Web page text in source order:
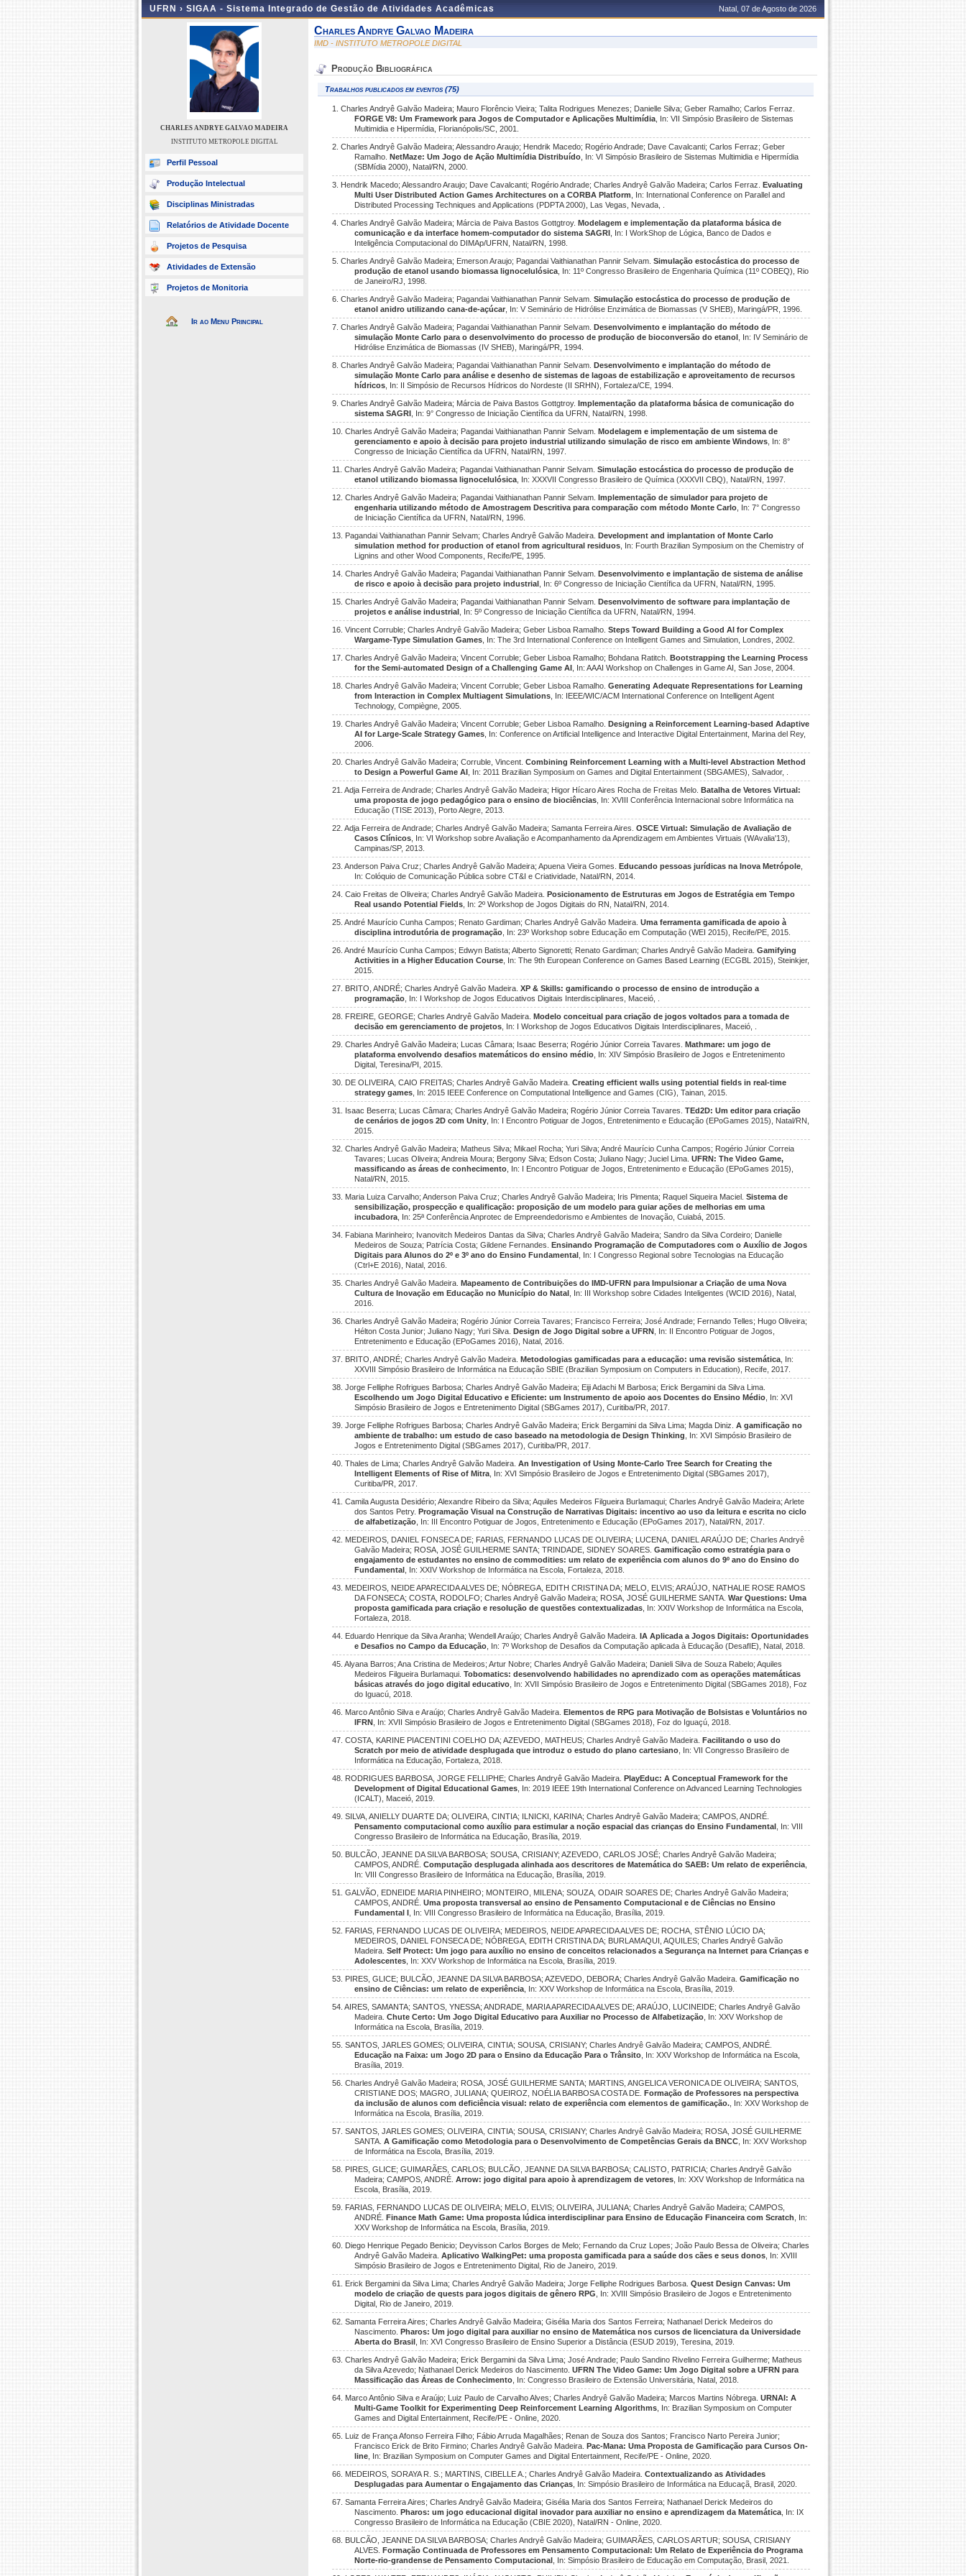
UFRN › SIGAA - Sistema Integrado de Gestão de Atividades Acadêmicas Natal, 07 de Agosto de 2026
CHARLES ANDRYE GALVAO MADEIRA
INSTITUTO METROPOLE DIGITAL
Perfil Pessoal
Produção Intelectual
Disciplinas Ministradas
Relatórios de Atividade Docente
Projetos de Pesquisa
Atividades de Extensão
Projetos de Monitoria
Ir ao Menu Principal
Charles Andrye Galvao Madeira
IMD - INSTITUTO METROPOLE DIGITAL
Produção Bibliográfica
Trabalhos publicados em eventos (75)
1. Charles Andryê Galvão Madeira; Mauro Florêncio Vieira; Talita Rodrigues Menezes; Danielle Silva; Geber Ramalho; Carlos Ferraz.
FORGE V8: Um Framework para Jogos de Computador e Aplicações Multimídia , In: VII Simpósio Brasileiro de Sistemas
Multimidia e Hipermídia, Florianópolis/SC, 2001.
2. Charles Andryê Galvão Madeira; Alessandro Araujo; Hendrik Macedo; Rogério Andrade; Dave Cavalcanti; Carlos Ferraz; Geber
Ramalho.NetMaze: Um Jogo de Ação Multimídia Distribuído , In: VI Simpósio Brasileiro de Sistemas Multimidia e Hipermídia
(SBMídia 2000), Natal/RN, 2000.
3. Hendrik Macedo; Alessandro Araujo; Dave Cavalcanti; Rogério Andrade; Charles Andryê Galvão Madeira; Carlos Ferraz. Evaluating
Multi User Distributed Action Games Architectures on a CORBA Platform
, In: International Conference on Parallel and
Distributed Processing Techniques and Applications (PDPTA 2000), Las Vegas, Nevada, .
4. Charles Andryê Galvão Madeira; Márcia de Paiva Bastos Gottgtroy. Modelagem e implementação da plataforma básica de
comunicação e da interface homem-computador do sistema SAGRI , In: I WorkShop de Lógica, Banco de Dados e
Inteligência Computacional do DIMAp/UFRN, Natal/RN, 1998.
5. Charles Andryê Galvão Madeira; Emerson Araujo; Pagandai Vaithianathan Pannir Selvam. Simulação estocástica do processo de
produção de etanol usando biomassa lignocelulósica , In: 11º Congresso Brasileiro de Engenharia Química (11º COBEQ), Rio
de Janeiro/RJ, 1998.
6. Charles Andryê Galvão Madeira; Pagandai Vaithianathan Pannir Selvam. Simulação estocástica do processo de produção de
etanol anidro utilizando cana-de-açúcar , In: V Seminário de Hidrólise Enzimática de Biomassas (V SHEB), Maringá/PR, 1996.
7. Charles Andryê Galvão Madeira; Pagandai Vaithianathan Pannir Selvam. Desenvolvimento e implantação do método de
simulação Monte Carlo para o desenvolvimento do processo de produção de bioconversão do etanol , In: IV Seminário de
Hidrólise Enzimática de Biomassas (IV SHEB), Maringá/PR, 1994.
8. Charles Andryê Galvão Madeira; Pagandai Vaithianathan Pannir Selvam. Desenvolvimento e implantação do método de
simulação Monte Carlo para análise e desenho de sistemas de lagoas de estabilização e aproveitamento de recursos
hídricos , In: II Simpósio de Recursos Hídricos do Nordeste (II SRHN), Fortaleza/CE, 1994.
9. Charles Andryê Galvão Madeira; Márcia de Paiva Bastos Gottgtroy. Implementação da plataforma básica de comunicação do
sistema SAGRI , In: 9° Congresso de Iniciação Científica da UFRN, Natal/RN, 1998.
10. Charles Andryê Galvão Madeira; Pagandai Vaithianathan Pannir Selvam. Modelagem e implementação de um sistema de
gerenciamento e apoio à decisão para projeto industrial utilizando simulação de risco em ambiente Windows , In: 8°
Congresso de Iniciação Científica da UFRN, Natal/RN, 1997.
11. Charles Andryê Galvão Madeira; Pagandai Vaithianathan Pannir Selvam. Simulação estocástica do processo de produção de
etanol utilizando biomassa lignocelulósica , In: XXXVII Congresso Brasileiro de Química (XXXVII CBQ), Natal/RN, 1997.
12. Charles Andryê Galvão Madeira; Pagandai Vaithianathan Pannir Selvam. Implementação de simulador para projeto de
engenharia utilizando método de Amostragem Descritiva para comparação com método Monte Carlo , In: 7° Congresso
de Iniciação Científica da UFRN, Natal/RN, 1996.
13. Pagandai Vaithianathan Pannir Selvam; Charles Andryê Galvão Madeira. Development and implantation of Monte Carlo
simulation method for production of etanol from agricultural residuos , In: Fourth Brazilian Symposium on the Chemistry of
Lignins and other Wood Components, Recife/PE, 1995.
14. Charles Andryê Galvão Madeira; Pagandai Vaithianathan Pannir Selvam. Desenvolvimento e implantação de sistema de análise
de risco e apoio à decisão para projeto industrial , In: 6º Congresso de Iniciação Científica da UFRN, Natal/RN, 1995.
15. Charles Andryê Galvão Madeira; Pagandai Vaithianathan Pannir Selvam. Desenvolvimento de software para implantação de
projetos e análise industrial , In: 5º Congresso de Iniciação Científica da UFRN, Natal/RN, 1994.
16. Vincent Corruble; Charles Andryê Galvão Madeira; Geber Lisboa Ramalho. Steps Toward Building a Good AI for Complex
Wargame-Type Simulation Games , In: The 3rd International Conference on Intelligent Games and Simulation, Londres, 2002.
17. Charles Andryê Galvão Madeira; Vincent Corruble; Geber Lisboa Ramalho; Bohdana Ratitch. Bootstrapping the Learning Process
for the Semi-automated Design of a Challenging Game AI , In: AAAI Workshop on Challenges in Game AI, San Jose, 2004.
18. Charles Andryê Galvão Madeira; Vincent Corruble; Geber Lisboa Ramalho. Generating Adequate Representations for Learning
from Interaction in Complex Multiagent Simulations , In: IEEE/WIC/ACM International Conference on Intelligent Agent
Technology, Compiègne, 2005.
19. Charles Andryê Galvão Madeira; Vincent Corruble; Geber Lisboa Ramalho. Designing a Reinforcement Learning-based Adaptive
AI for Large-Scale Strategy Games , In: Conference on Artificial Intelligence and Interactive Digital Entertainment, Marina del Rey,
2006.
20. Charles Andryê Galvão Madeira; Corruble, Vincent. Combining Reinforcement Learning with a Multi-level Abstraction Method
to Design a Powerful Game AI , In: 2011 Brazilian Symposium on Games and Digital Entertainment (SBGAMES), Salvador, .
21. Adja Ferreira de Andrade; Charles Andryê Galvão Madeira; Higor Hícaro Aires Rocha de Freitas Melo. Batalha de Vetores Virtual:
uma proposta de jogo pedagógico para o ensino de biociências , In: XVIII Conferência Internacional sobre Informática na
Educação (TISE 2013), Porto Alegre, 2013.
22. Adja Ferreira de Andrade; Charles Andryê Galvão Madeira; Samanta Ferreira Aires. OSCE Virtual: Simulação de Avaliação de
Casos Clínicos , In: VI Workshop sobre Avaliação e Acompanhamento da Aprendizagem em Ambientes Virtuais (WAvalia'13),
Campinas/SP, 2013.
23. Anderson Paiva Cruz; Charles Andryê Galvão Madeira; Apuena Vieira Gomes. Educando pessoas jurídicas na Inova Metrópole
In: Colóquio de Comunicação Pública sobre CT&I e Criatividade, Natal/RN, 2014.
24. Caio Freitas de Oliveira; Charles Andryê Galvão Madeira. Posicionamento de Estruturas em Jogos de Estratégia em Tempo
Real usando Potential Fields , In: 2º Workshop de Jogos Digitais do RN, Natal/RN, 2014.
25. André Maurício Cunha Campos; Renato Gardiman; Charles Andryê Galvão Madeira. Uma ferramenta gamificada de apoio à
disciplina introdutória de programação , In: 23º Workshop sobre Educação em Computação (WEI 2015), Recife/PE, 2015.
26. André Maurício Cunha Campos; Edwyn Batista; Alberto Signoretti; Renato Gardiman; Charles Andryê Galvão Madeira. Gamifying
Activities in a Higher Education Course , In: The 9th European Conference on Games Based Learning (ECGBL 2015), Steinkjer,
2015.
27. BRITO, ANDRÉ; Charles Andryê Galvão Madeira. XP & Skills: gamificando o processo de ensino de introdução a
programação , In: I Workshop de Jogos Educativos Digitais Interdisciplinares, Maceió, .
28. FREIRE, GEORGE; Charles Andryê Galvão Madeira. Modelo conceitual para criação de jogos voltados para a tomada de
decisão em gerenciamento de projetos , In: I Workshop de Jogos Educativos Digitais Interdisciplinares, Maceió, .
29. Charles Andryê Galvão Madeira; Lucas Câmara; Isaac Beserra; Rogério Júnior Correia Tavares. Mathmare: um jogo de
plataforma envolvendo desafios matemáticos do ensino médio , In: XIV Simpósio Brasileiro de Jogos e Entretenimento
Digital, Teresina/PI, 2015.
30. DE OLIVEIRA, CAIO FREITAS; Charles Andryê Galvão Madeira. Creating efficient walls using potential fields in real-time
strategy games , In: 2015 IEEE Conference on Computational Intelligence and Games (CIG), Tainan, 2015.
31. Isaac Beserra; Lucas Câmara; Charles Andryê Galvão Madeira; Rogério Júnior Correia Tavares. TEd2D: Um editor para criação
de cenários de jogos 2D com Unity , In: I Encontro Potiguar de Jogos, Entretenimento e Educação (EPoGames 2015), Natal/RN,
2015.
32. Charles Andryê Galvão Madeira; Matheus Silva; Mikael Rocha; Yuri Silva; André Maurício Cunha Campos; Rogério Júnior Correia
Tavares; Lucas Oliveira; Andreia Moura; Bergony Silva; Edson Costa; Juliano Nagy; Juciel Lima.UFRN: The Video Game,
massificando as áreas de conhecimento , In: I Encontro Potiguar de Jogos, Entretenimento e Educação (EPoGames 2015),
Natal/RN, 2015.
33. Maria Luiza Carvalho; Anderson Paiva Cruz; Charles Andryê Galvão Madeira; Iris Pimenta; Raquel Siqueira Maciel. Sistema de
sensibilização, prospecção e qualificação: proposição de um modelo para guiar ações de melhorias em uma
incubadora , In: 25ª Conferência Anprotec de Empreendedorismo e Ambientes de Inovação, Cuiabá, 2015.
34. Fabiana Marinheiro; Ivanovitch Medeiros Dantas da Silva; Charles Andryê Galvão Madeira; Sandro da Silva Cordeiro; Danielle
Medeiros de Souza; Patrícia Costa; Gildene Fernandes.Ensinando Programação de Computadores com o Auxílio de Jogos
Digitais para Alunos do 2º e 3º ano do Ensino Fundamental , In: I Congresso Regional sobre Tecnologias na Educação
(Ctrl+E 2016), Natal, 2016.
35. Charles Andryê Galvão Madeira. Mapeamento de Contribuições do IMD-UFRN para Impulsionar a Criação de uma Nova
Cultura de Inovação em Educação no Município do Natal , In: III Workshop sobre Cidades Inteligentes (WCID 2016), Natal,
2016.
36. Charles Andryê Galvão Madeira; Rogério Júnior Correia Tavares; Francisco Ferreira; José Andrade; Fernando Telles; Hugo Oliveira;
Hélton Costa Junior; Juliano Nagy; Yuri Silva.Design de Jogo Digital sobre a UFRN , In: II Encontro Potiguar de Jogos,
Entretenimento e Educação (EPoGames 2016), Natal, 2016.
37. BRITO, ANDRÉ; Charles Andryê Galvão Madeira. Metodologias gamificadas para a educação: uma revisão sistemática , In:
XXVIII Simpósio Brasileiro de Informática na Educação SBIE (Brazilian Symposium on Computers in Education), Recife, 2017.
38. Jorge Felliphe Rofrigues Barbosa; Charles Andryê Galvão Madeira; Eiji Adachi M Barbosa; Erick Bergamini da Silva Lima.
Escolhendo um Jogo Digital Educativo e Eficiente: um Instrumento de apoio aos Docentes do Ensino Médio , In: XVI
Simpósio Brasileiro de Jogos e Entretenimento Digital (SBGames 2017), Curitiba/PR, 2017.
39. Jorge Felliphe Rofrigues Barbosa; Charles Andryê Galvão Madeira; Erick Bergamini da Silva Lima; Magda Diniz. A gamificação no
ambiente de trabalho: um estudo de caso baseado na metodologia de Design Thinking
, In: XVI Simpósio Brasileiro de
Jogos e Entretenimento Digital (SBGames 2017), Curitiba/PR, 2017.
40. Thales de Lima; Charles Andryê Galvão Madeira. An Investigation of Using Monte-Carlo Tree Search for Creating the
Intelligent Elements of Rise of Mitra , In: XVI Simpósio Brasileiro de Jogos e Entretenimento Digital (SBGames 2017),
Curitiba/PR, 2017.
41. Camila Augusta Desidério; Alexandre Ribeiro da Silva; Aquiles Medeiros Filgueira Burlamaqui; Charles Andryê Galvão Madeira; Arlete
dos Santos Petry.Programação Visual na Construção de Narrativas Digitais: incentivo ao uso da leitura e escrita no ciclo
de alfabetização , In: III Encontro Potiguar de Jogos, Entretenimento e Educação (EPoGames 2017), Natal/RN, 2017.
42. MEDEIROS, DANIEL FONSECA DE; FARIAS, FERNANDO LUCAS DE OLIVEIRA; LUCENA, DANIEL ARAÚJO DE; Charles Andryê
Galvão Madeira; ROSA, JOSÉ GUILHERME SANTA; TRINDADE, SIDNEY SOARES.Gamificação como estratégia para o
engajamento de estudantes no ensino de commodities: um relato de experiência com alunos do 9º ano do Ensino do
Fundamental , In: XXIV Workshop de Informática na Escola, Fortaleza, 2018.
43. MEDEIROS, NEIDE APARECIDA ALVES DE; NÓBREGA, EDITH CRISTINA DA; MELO, ELVIS; ARAÚJO, NATHALIE ROSE RAMOS
DA FONSECA; COSTA, RODOLFO; Charles Andryê Galvão Madeira; ROSA, JOSÉ GUILHERME SANTA.War Questions: Uma
proposta gamificada para criação e resolução de questões contextualizadas , In: XXIV Workshop de Informática na Escola,
Fortaleza, 2018.
44. Eduardo Henrique da Silva Aranha; Wendell Araújo; Charles Andryê Galvão Madeira. IA Aplicada a Jogos Digitais: Oportunidades
e Desafios no Campo da Educação , In: 7º Workshop de Desafios da Computação aplicada à Educação (DesafIE), Natal, 2018.
45. Alyana Barros; Ana Cristina de Medeiros; Artur Nobre; Charles Andryê Galvão Madeira; Danieli Silva de Souza Rabelo; Aquiles
Medeiros Filgueira Burlamaqui.Tobomatics: desenvolvendo habilidades no aprendizado com as operações matemáticas
básicas através do jogo digital educativo , In: XVII Simpósio Brasileiro de Jogos e Entretenimento Digital (SBGames 2018), Foz
do Iguacú, 2018.
46. Marco Antônio Silva e Araújo; Charles Andryê Galvão Madeira. Elementos de RPG para Motivação de Bolsistas e Voluntários no
IFRN , In: XVII Simpósio Brasileiro de Jogos e Entretenimento Digital (SBGames 2018), Foz do Iguaçú, 2018.
47. COSTA, KARINE PIACENTINI COELHO DA; AZEVEDO, MATHEUS; Charles Andryê Galvão Madeira. Facilitando o uso do
Scratch por meio de atividade desplugada que introduz o estudo do plano cartesiano , In: VII Congresso Brasileiro de
Informática na Educação, Fortaleza, 2018.
48. RODRIGUES BARBOSA, JORGE FELLIPHE; Charles Andryê Galvão Madeira. PlayEduc: A Conceptual Framework for the
Development of Digital Educational Games , In: 2019 IEEE 19th International Conference on Advanced Learning Technologies
(ICALT), Maceió, 2019.
49. SILVA, ANIELLY DUARTE DA; OLIVEIRA, CINTIA; ILNICKI, KARINA; Charles Andryê Galvão Madeira; CAMPOS, ANDRÉ.
Pensamento computacional como auxílio para estimular a noção espacial das crianças do Ensino Fundamental , In: VIII
Congresso Brasileiro de Informática na Educação, Brasília, 2019.
50. BULCÃO, JEANNE DA SILVA BARBOSA; SOUSA, CRISIANY; AZEVEDO, CARLOS JOSÉ; Charles Andryê Galvão Madeira;
CAMPOS, ANDRÉ.Computação desplugada alinhada aos descritores de Matemática do SAEB: Um relato de experiência
In: VIII Congresso Brasileiro de Informática na Educação, Brasília, 2019.
51. GALVÃO, EDNEIDE MARIA PINHEIRO; MONTEIRO, MILENA; SOUZA, ODAIR SOARES DE; Charles Andryê Galvão Madeira;
CAMPOS, ANDRÉ.Uma proposta transversal ao ensino de Pensamento Computacional e de Ciências no Ensino
Fundamental I , In: VIII Congresso Brasileiro de Informática na Educação, Brasília, 2019.
52. FARIAS, FERNANDO LUCAS DE OLIVEIRA; MEDEIROS, NEIDE APARECIDA ALVES DE; ROCHA, STÊNIO LÚCIO DA;
MEDEIROS, DANIEL FONSECA DE; NÓBREGA, EDITH CRISTINA DA; BURLAMAQUI, AQUILES; Charles Andryê Galvão
Madeira.Self Protect: Um jogo para auxílio no ensino de conceitos relacionados a Segurança na Internet para Crianças e
Adolescentes , In: XXV Workshop de Informática na Escola, Brasília, 2019.
53. PIRES, GLICE; BULCÃO, JEANNE DA SILVA BARBOSA; AZEVEDO, DEBORA; Charles Andryê Galvão Madeira. Gamificação no
ensino de Ciências: um relato de experiência , In: XXV Workshop de Informática na Escola, Brasília, 2019.
54. AIRES, SAMANTA; SANTOS, YNESSA; ANDRADE, MARIA APARECIDA ALVES DE; ARAÚJO, LUCINEIDE; Charles Andryê Galvão
Madeira.Chute Certo: Um Jogo Digital Educativo para Auxiliar no Processo de Alfabetização , In: XXV Workshop de
Informática na Escola, Brasília, 2019.
55. SANTOS, JARLES GOMES; OLIVEIRA, CINTIA; SOUSA, CRISIANY; Charles Andryê Galvão Madeira; CAMPOS, ANDRÉ.
Educação na Faixa: um Jogo 2D para o Ensino da Educação Para o Trânsito , In: XXV Workshop de Informática na Escola,
Brasília, 2019.
56. Charles Andryê Galvão Madeira; ROSA, JOSÉ GUILHERME SANTA; MARTINS, ANGELICA VERONICA DE OLIVEIRA; SANTOS,
CRISTIANE DOS; MAGRO, JULIANA; QUEIROZ, NOÉLIA BARBOSA COSTA DE.Formação de Professores na perspectiva
da inclusão de alunos com deficiência visual: relato de experiência com elementos de gamificação. , In: XXV Workshop de
Informática na Escola, Brasília, 2019.
57. SANTOS, JARLES GOMES; OLIVEIRA, CINTIA; SOUSA, CRISIANY; Charles Andryê Galvão Madeira; ROSA, JOSÉ GUILHERME
SANTA.A Gamificação como Metodologia para o Desenvolvimento de Competências Gerais da BNCC , In: XXV Workshop
de Informática na Escola, Brasília, 2019.
58. PIRES, GLICE; GUIMARÃES, CARLOS; BULCÃO, JEANNE DA SILVA BARBOSA; CALISTO, PATRICIA; Charles Andryê Galvão
Madeira; CAMPOS, ANDRÉ.Arrow: jogo digital para apoio à aprendizagem de vetores , In: XXV Workshop de Informática na
Escola, Brasília, 2019.
59. FARIAS, FERNANDO LUCAS DE OLIVEIRA; MELO, ELVIS; OLIVEIRA, JULIANA; Charles Andryê Galvão Madeira; CAMPOS,
ANDRÉ.Finance Math Game: Uma proposta lúdica interdisciplinar para Ensino de Educação Financeira com Scratch
, In:
XXV Workshop de Informática na Escola, Brasília, 2019.
60. Diego Henrique Pegado Benicio; Deyvisson Carlos Borges de Melo; Fernando da Cruz Lopes; João Paulo Bessa de Oliveira; Charles
Andryê Galvão Madeira.Aplicativo WalkingPet: uma proposta gamificada para a saúde dos cães e seus donos , In: XVIII
Simpósio Brasileiro de Jogos e Entretenimento Digital, Rio de Janeiro, 2019.
61. Erick Bergamini da Silva Lima; Charles Andryê Galvão Madeira; Jorge Felliphe Rodrigues Barbosa. Quest Design Canvas: Um
modelo de criação de quests para jogos digitais de gênero RPG
, In: XVIII Simpósio Brasileiro de Jogos e Entretenimento
Digital, Rio de Janeiro, 2019.
62. Samanta Ferreira Aires; Charles Andryê Galvão Madeira; Gisélia Maria dos Santos Ferreira; Nathanael Derick Medeiros do
Nascimento.Pharos: Um jogo digital para auxiliar no ensino de Matemática nos cursos de licenciatura da Universidade
Aberta do Brasil , In: XVI Congresso Brasileiro de Ensino Superior a Distância (ESUD 2019), Teresina, 2019.
63. Charles Andryê Galvão Madeira; Erick Bergamini da Silva Lima; José Andrade; Paulo Sandino Rivelino Ferreira Guilherme; Matheus
da Silva Azevedo; Nathanael Derick Medeiros do Nascimento.UFRN The Video Game: Um Jogo Digital sobre a UFRN para
Massificação das Áreas de Conhecimento , In: Congresso Brasileiro de Extensão Universitária, Natal, 2018.
64. Marco Antônio Silva e Araújo; Luiz Paulo de Carvalho Alves; Charles Andryê Galvão Madeira; Marcos Martins Nóbrega. URNAI: A
Multi-Game Toolkit for Experimenting Deep Reinforcement Learning Algorithms , In: Brazilian Symposium on Computer
Games and Digital Entertainment, Recife/PE - Online, 2020.
65. Luiz de França Afonso Ferreira Filho; Fábio Arruda Magalhães; Renan de Souza dos Santos; Francisco Narto Pereira Junior;
Francisco Erick de Brito Firmino; Charles Andryê Galvão Madeira.Pac-Mana​: Uma Proposta de Gamificação para Cursos On-
line , In: Brazilian Symposium on Computer Games and Digital Entertainment, Recife/PE - Online, 2020.
66. MEDEIROS, SORAYA R. S.; MARTINS, CIBELLE A.; Charles Andryê Galvão Madeira. Contextualizando as Atividades
Desplugadas para Aumentar o Engajamento das Crianças , In: Simpósio Brasileiro de Informática na Educaçã, Brasil, 2020.
67. Samanta Ferreira Aires; Charles Andryê Galvão Madeira; Gisélia Maria dos Santos Ferreira; Nathanael Derick Medeiros do
Nascimento.Pharos: um jogo educacional digital inovador para auxiliar no ensino e aprendizagem da Matemática , In: IX
Congresso Brasileiro de Informática na Educação (CBIE 2020), Natal/RN - Online, 2020.
68. BULCÃO, JEANNE DA SILVA BARBOSA; Charles Andryê Galvão Madeira; GUIMARÃES, CARLOS ARTUR; SOUSA, CRISIANY
ALVES.Formação Continuada de Professores em Pensamento Computacional: Um Relato de Experiência do Programa
Norte-rio-grandense de Pensamento Computacional , In: Simpósio Brasileiro de Educação em Computação, Brasil, 2021.